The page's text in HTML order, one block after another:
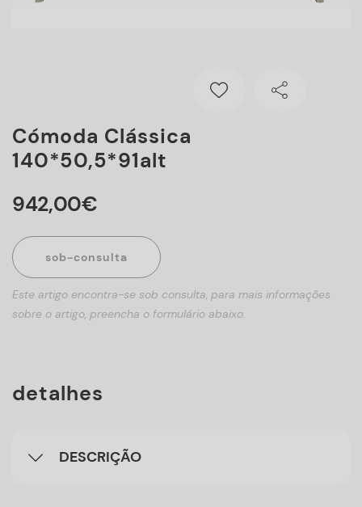
Cómoda Clássica
140*50,5*91alt
942,00€
sob-consulta
Este artigo encontra-se sob consulta, para mais informações
sobre o artigo, preencha o formulário abaixo.
detalhes
DESCRIÇÃO